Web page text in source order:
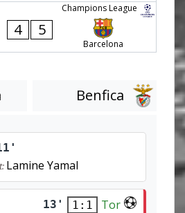
Champions League
4 5
Barcelona
Benfica
Lamine Yamal
13' 1:1
Tor